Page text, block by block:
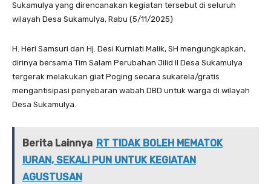
Sukamulya yang direncanakan kegiatan tersebut di seluruh
wilayah Desa Sukamulya, Rabu (5/11/2025)
H. Heri Samsuri dan Hj. Desi Kurniati Malik, SH mengungkapkan,
dirinya bersama Tim Salam Perubahan Jilid II Desa Sukamulya
tergerak melakukan giat Poging secara sukarela/gratis
mengantisipasi penyebaran wabah DBD untuk warga di wilayah
Desa Sukamulya.
Berita Lainnya RT TIDAK BOLEH MEMATOK
IURAN, SEKALI PUN UNTUK KEGIATAN
AGUSTUSAN